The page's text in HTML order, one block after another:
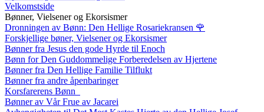
Velkomstside
Bønner, Vielsener og Ekorsismer
Dronningen av Bønn: Den Hellige Rosariekransen 🌹
Forskjellige bøner, Vielsener og Ekorsismer
Bønner fra Jesus den gode Hyrde til Enoch
Bønn for Den Guddommelige Forberedelsen av Hjertene
Bønner fra Den Hellige Familie Tilflukt
Bønner fra andre åpenbaringer
Korsfarerens Bønn
Bønner av Vår Frue av Jacarei